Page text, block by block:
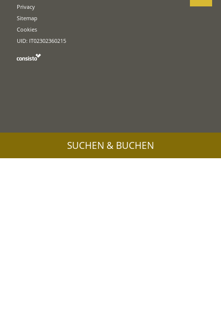
Privacy
Sitemap
Cookies
UID: IT02302360215
SUCHEN & BUCHEN